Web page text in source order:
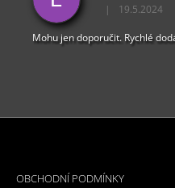
Hodnocení
| 19.5.2024
Mohu jen doporučit. Rychlé
Z
OBCHODNÍ PODMÍNKY